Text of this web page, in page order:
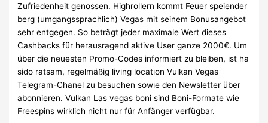
Zufriedenheit genossen. Highrollern kommt Feuer speiender
berg (umgangssprachlich) Vegas mit seinem Bonusangebot
sehr entgegen. So beträgt jeder maximale Wert dieses
Cashbacks für herausragend aktive User ganze 2000€. Um
über die neuesten Promo-Codes informiert zu bleiben, ist ha
sido ratsam, regelmäßig living location Vulkan Vegas
Telegram-Chanel zu besuchen sowie den Newsletter über
abonnieren. Vulkan Las vegas boni sind Boni-Formate wie
Freespins wirklich nicht nur für Anfänger verfügbar.